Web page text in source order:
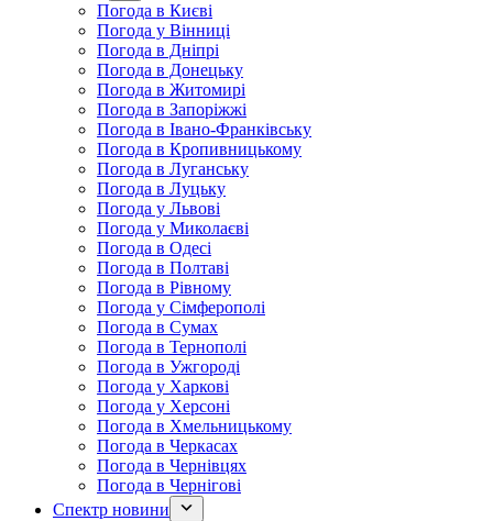
Погода в Києві
Погода у Вінниці
Погода в Дніпрі
Погода в Донецьку
Погода в Житомирі
Погода в Запоріжжі
Погода в Івано-Франківську
Погода в Кропивницькому
Погода в Луганську
Погода в Луцьку
Погода у Львові
Погода у Миколаєві
Погода в Одесі
Погода в Полтаві
Погода в Рівному
Погода у Сімферополі
Погода в Сумах
Погода в Тернополі
Погода в Ужгороді
Погода у Харкові
Погода у Херсоні
Погода в Хмельницькому
Погода в Черкасах
Погода в Чернівцях
Погода в Чернігові
Спектр новини